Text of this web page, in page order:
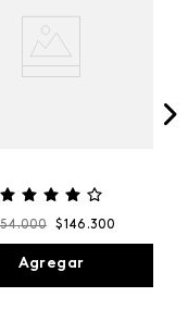
.000 $146 .300
Agregar